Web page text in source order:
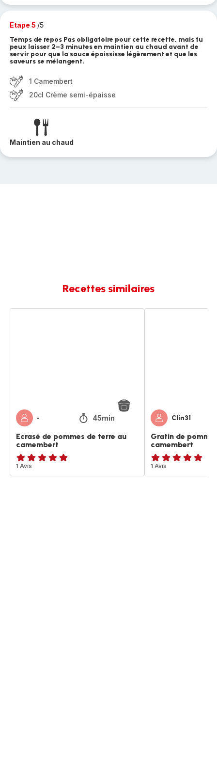
Etape 5 /5
Temps de repos Pas obligatoire pour cette recette, mais tu
peux laisser 2–3 minutes en maintien au chaud avant de
servir pour que la sauce épaississe légèrement et que les
saveurs se mélangent.
1 Camembert
20cl Crème semi-épaisse
Maintien au chaud
Recettes similaires
- 45min
Ecrasé de pommes de terre au
camembert
Avis
5
1 Avis
Clin31
Gratin de
camembert
Avis
5
1 Avis